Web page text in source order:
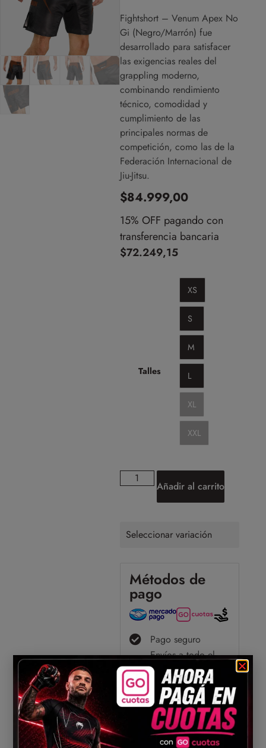
Fightshort – Venum Apex No
Gi (Negro/Marrón) fue
desarrollado para satisfacer
las exigencias reales del
grappling moderno,
combinando rendimiento
técnico, comodidad y
cumplimiento de las
principales normas de
competición, como las de la
Federación Internacional de
Jiu-Jitsu.
$84.999,00
15% OFF pagando con
transferencia bancaria
$72.249,15
Talles
XS
S
M
L
XL
XXL
Añadir al carrito
Seleccionar variación
Métodos de
pago
Pago seguro
Envíos a todo el
país
Compartir